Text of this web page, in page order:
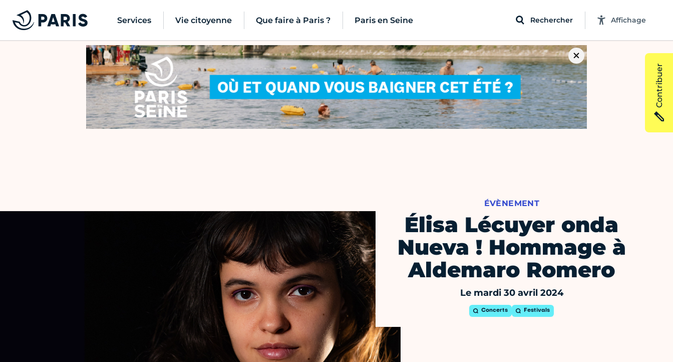
Services Vie citoyenne Que faire à Paris ? Paris en Seine Rechercher Affichage
ÉVÈNEMENT
Élisa Lécuyer onda
Nueva ! Hommage à
Aldemaro Romero
Le mardi 30 avril 2024
Concerts Festivals
Contribuer